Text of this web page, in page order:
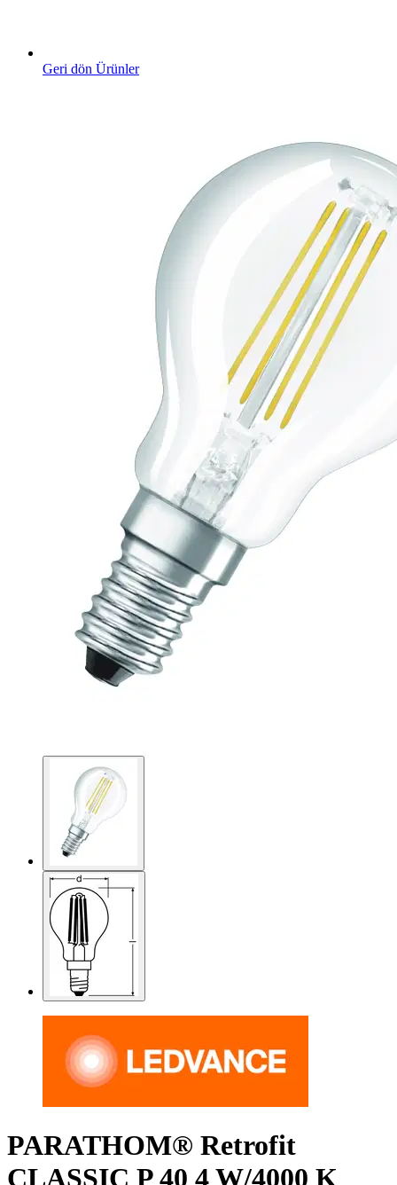
Geri dön Ürünler
PARATHOM® Retrofit
CLASSIC P 40 4 W/4000 K